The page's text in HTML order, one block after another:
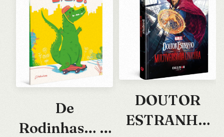
De
Rodinhas… 1,
DOUTOR
ESTRANHO